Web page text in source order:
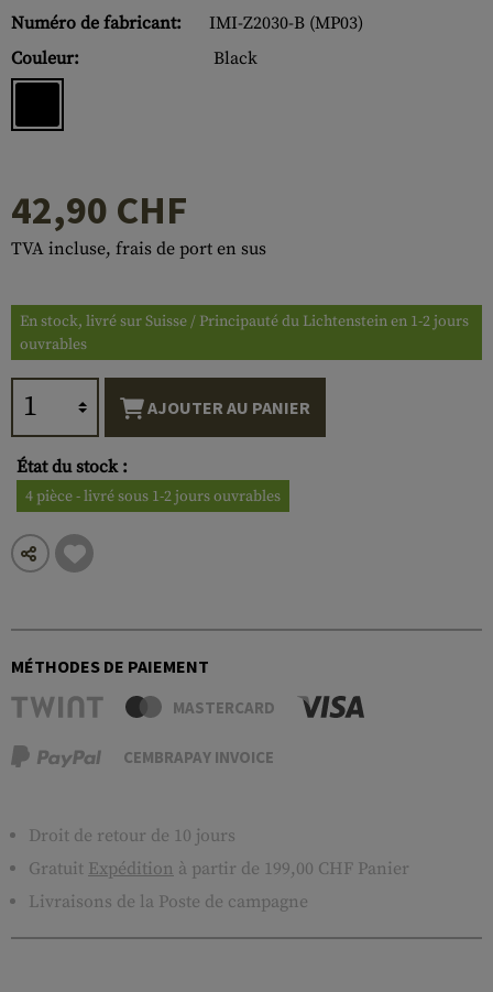
Numéro de fabricant:
IMI-Z2030-B (MP03)
Couleur:
Black
42,90 CHF
TVA incluse, frais de port en sus
En stock, livré sur Suisse / Principauté du Lichtenstein en 1-2 jours
ouvrables
AJOUTER AU PANIER
État du stock :
4 pièce - livré sous 1-2 jours ouvrables
MÉTHODES DE PAIEMENT
MASTERCARD
CEMBRAPAY INVOICE
Droit de retour de 10 jours
Gratuit Expédition à partir de 199,00 CHF Panier
Livraisons de la Poste de campagne